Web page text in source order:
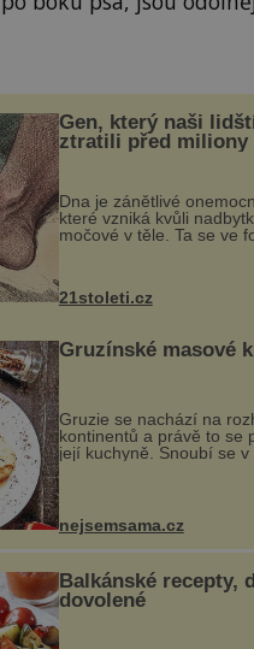
Gen, který naši
ztratili před miliony
mohl pomoci s
„nemoci králů“
Dna je zánětlivé
které vzniká kvůli
močové v těle. Ta se ve
nohou, a způsobuje bole...
21stoleti.cz
Gruzínské masové
Gruzie se nachází na
kontinentů a právě to se
její kuchyně. Snoubí se v
evropské a asijské chutě
pokrmy, které rozhodně
nejsemsama.cz
Balkánské recepty,
dovolené